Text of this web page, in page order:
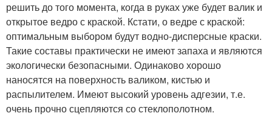
решить до того момента, когда в руках уже будет валик и
открытое ведро с краской. Кстати, о ведре с краской:
оптимальным выбором будут водно-дисперсные краски.
Такие составы практически не имеют запаха и являются
экологически безопасными. Одинаково хорошо
наносятся на поверхность валиком, кистью и
распылителем. Имеют высокий уровень адгезии, т.е.
очень прочно сцепляются со стеклополотном.